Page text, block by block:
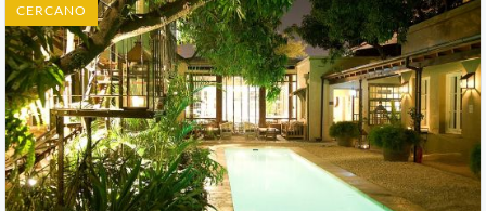
CERCANO